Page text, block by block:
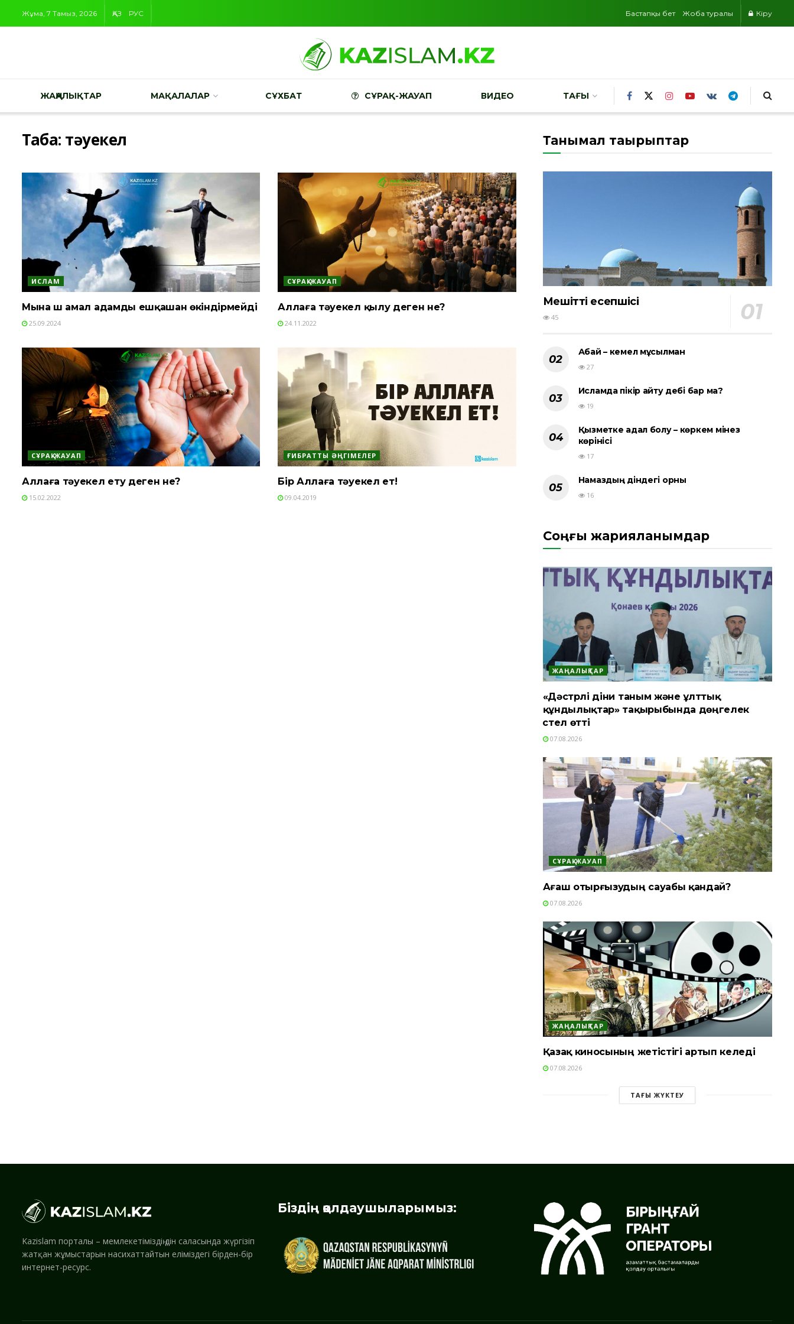
Жұма, 7 Тамыз, 2026 ҚАЗ РУС Бастапқы бет Жоба туралы Кіру
ЖАҢАЛЫҚТАР МАҚАЛАЛАР СҰХБАТ СҰРАҚ-ЖАУАП ВИДЕО ТАҒЫ
Таңба: тәуекел
ИСЛАМ
Мына үш амал адамды ешқашан өкіндірмейді
25.09.2024
СҰРАҚ-ЖАУАП
Аллаға тәуекел қылу деген не?
24.11.2022
СҰРАҚ-ЖАУАП
Аллаға тәуекел ету деген не?
15.02.2022
ҒИБРАТТЫ ӘҢГІМЕЛЕР
Бір Аллаға тәуекел ет!
09.04.2019
Танымал тақырыптар
Мешіттің есепшісі
45
Абай – кемел мұсылман
27
Исламда пікір айту әдебі бар ма?
19
Қызметке адал болу – көркем мінез
көрінісі
17
Намаздың діндегі орны
16
Соңғы жарияланымдар
ЖАҢАЛЫҚТАР
«Дәстүрлі діни таным және ұлттық
құндылықтар» тақырыбында дөңгелек
үстел өтті
07.08.2026
СҰРАҚ-ЖАУАП
Ағаш отырғызудың сауабы қандай?
07.08.2026
ЖАҢАЛЫҚТАР
Қазақ киносының жетістігі артып келеді
07.08.2026
ТАҒЫ ЖҮКТЕУ
Kazislam порталы – мемлекетіміздің дін саласында жүргізіп
жатқан жұмыстарын насихаттайтын еліміздегі бірден-бір
интернет-ресурс.
Біздің қолдаушыларымыз: